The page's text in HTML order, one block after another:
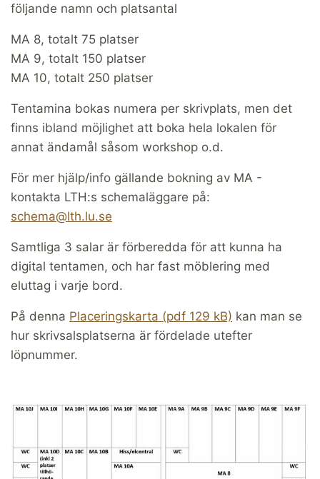
följande namn och platsantal
MA 8, totalt 75 platser
MA 9, totalt 150 platser
MA 10, totalt 250 platser
Tentamina bokas numera per skrivplats, men det
finns ibland möjlighet att boka hela lokalen för
annat ändamål såsom workshop o.d.
För mer hjälp/info gällande bokning av MA -
kontakta LTH:s schemaläggare på:
schema@lth.lu.se
Samtliga 3 salar är förberedda för att kunna ha
digital tentamen, och har fast möblering med
eluttag i varje bord.
På denna Placeringskarta (pdf 129 kB) kan man se
hur skrivsalsplatserna är fördelade utefter
löpnummer.